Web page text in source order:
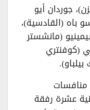
جوردان أيو
باه (القادسية)،
(مانشستر
(كوفنتري
عشرة رفقة